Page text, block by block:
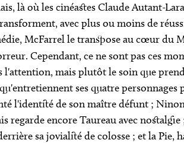
là où les cinéastes Claude Autant-
avec plus ou moins de
McFarrel le transpose au cœur du
Cependant, ce ne sont pas ces
mais plutôt le soin que
ses quatre
l'identité de son maître défunt ;
regarde encore Taureau avec
sa jovialité de colosse ; et la Pie,